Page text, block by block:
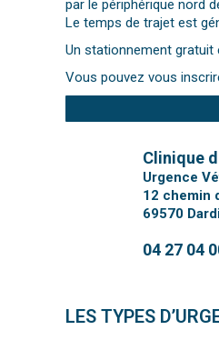
par le périphérique nord
Le temps de trajet est
Un stationnement gratuit
Vous pouvez vous
Clinique
Urgence
12 chemin
69570
04 27 04
LES TYPES